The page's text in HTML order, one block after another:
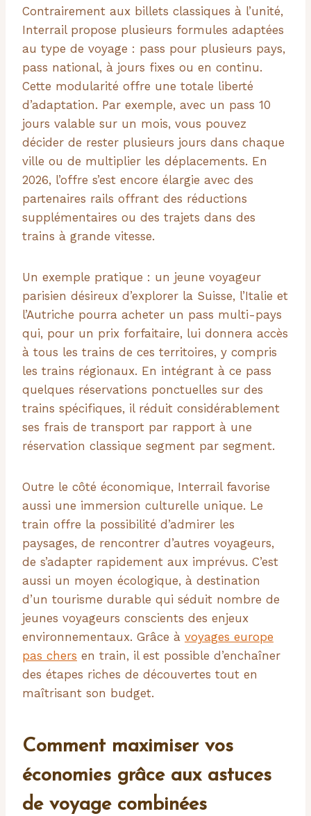
Contrairement aux billets classiques à l’unité,
Interrail propose plusieurs formules adaptées
au type de voyage : pass pour plusieurs pays,
pass national, à jours fixes ou en continu.
Cette modularité offre une totale liberté
d’adaptation. Par exemple, avec un pass 10
jours valable sur un mois, vous pouvez
décider de rester plusieurs jours dans chaque
ville ou de multiplier les déplacements. En
2026, l’offre s’est encore élargie avec des
partenaires rails offrant des réductions
supplémentaires ou des trajets dans des
trains à grande vitesse.
Un exemple pratique : un jeune voyageur
parisien désireux d’explorer la Suisse, l’Italie et
l’Autriche pourra acheter un pass multi-pays
qui, pour un prix forfaitaire, lui donnera accès
à tous les trains de ces territoires, y compris
les trains régionaux. En intégrant à ce pass
quelques réservations ponctuelles sur des
trains spécifiques, il réduit considérablement
ses frais de transport par rapport à une
réservation classique segment par segment.
Outre le côté économique, Interrail favorise
aussi une immersion culturelle unique. Le
train offre la possibilité d’admirer les
paysages, de rencontrer d’autres voyageurs,
de s’adapter rapidement aux imprévus. C’est
aussi un moyen écologique, à destination
d’un tourisme durable qui séduit nombre de
jeunes voyageurs conscients des enjeux
environnementaux. Grâce à voyages europe
pas chers en train, il est possible d’enchaîner
des étapes riches de découvertes tout en
maîtrisant son budget.
Comment maximiser vos
économies grâce aux astuces
de voyage combinées